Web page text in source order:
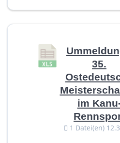
35.
im
1 Datei(en)